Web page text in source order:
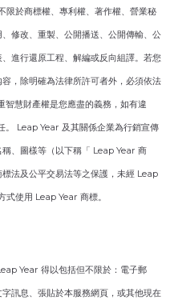
限於商標權、專利權、著作權、營業秘
修改、重製、公開播送、公開傳輸、公
進行還原工程、解編或反向組譯。若您
，除明確為法律所許可者外，必須依法
慧財產權是您應盡的義務，如有違
。 Leap Year 及其關係企業為行銷宣傳
、圖樣等（以下稱「 Leap Year 商
法及公平交易法等之保護，未經 Leap
式使用 Leap Year 商標。
Year 得以包括但不限於：電子郵
訊息、張貼於本服務網頁，或其他現在